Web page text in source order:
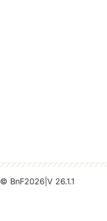
© BnF2026 V 26.1.1